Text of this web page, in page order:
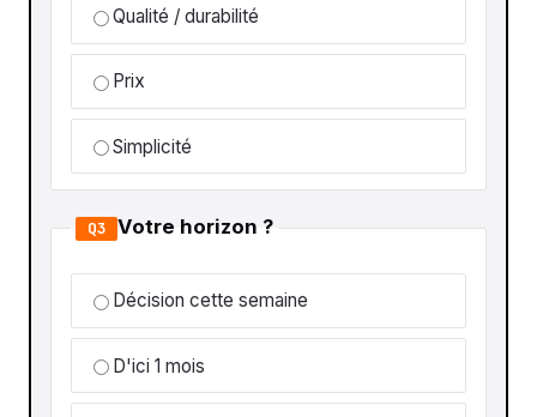
Qualité / durabilité
Prix
Simplicité
Q3 Votre horizon ?
Décision cette semaine
D'ici 1 mois